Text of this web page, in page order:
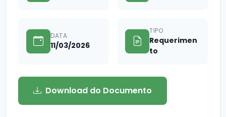
DATA
11/03/2026
TIPO
Requerimen
to
Download do Documento